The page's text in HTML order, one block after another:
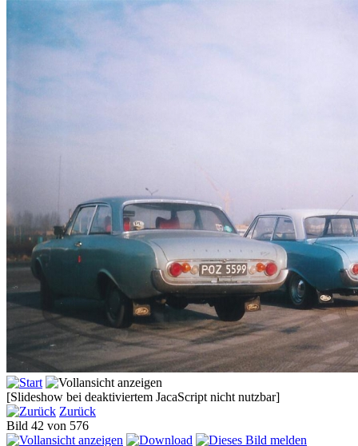
[Slideshow bei deaktiviertem JacaScript nicht nutzbar]
Zurück
Bild 42 von 576